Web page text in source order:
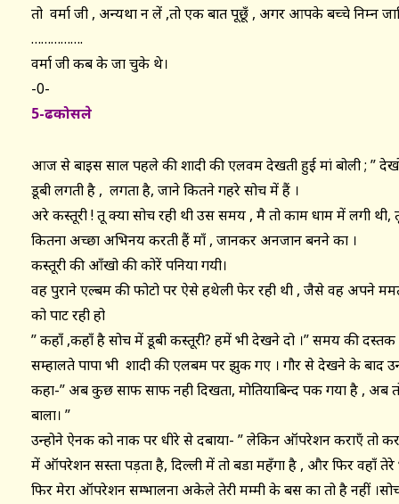
तो वर्मा जी , अन्यथा न लें ,तो एक बात पूछूँ , अगर आपके बच्चे निम्न
…………….
वर्मा जी कब के जा चुके थे।
-0-
5-ढकोसले
आज से बाइस साल पहले की शादी की एलवम देखती हुई मां बोली ; ”
डूबी लगती है , लगता है, जाने कितने गहरे सोच में हैं ।
अरे कस्तूरी ! तू क्या सोच रही थी उस समय , मै तो काम धाम में लगी थी,
कितना अच्छा अभिनय करती हैं माँ , जानकर अनजान बनने का ।
कस्तूरी की आँखो की कोरें पनिया गयी।
वह पुराने एल्बम की फोटो पर ऐसे हथेली फेर रही थी , जैसे वह अपने
को पाट रही हो
” कहाँ ,कहाँ है सोच में डूबी कस्तूरी? हमें भी देखने दो ।” समय की
सम्हालते पापा भी शादी की एलबम पर झुक गए । गौर से देखने के बाद
कहा-” अब कुछ साफ साफ नही दिखता, मोतियाबिन्द पक गया है ,
बाला। ”
उन्होने ऐनक को नाक पर धीरे से दबाया- ” लेकिन ऑपरेशन कराएँ तो
में ऑपरेशन सस्ता पड़ता है, दिल्ली में तो बडा महँगा है , और फिर वहाँ तेरे
फिर मेरा ऑपरेशन सम्भालना अकेले तेरी मम्मी के बस का तो है नहीं